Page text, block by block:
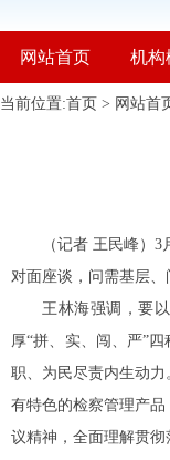
网站首页 机构
当前位置:首页 > 网站首
（记者 王民峰）3
对面座谈，问需基层、
王林海强调，要
厚“拼、实、闯、严”
职、为民尽责内生动
有特色的检察管理产
议精神，全面理解贯